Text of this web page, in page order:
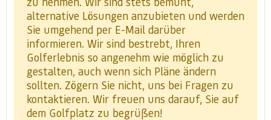
alternative Lösungen anzubieten und werden
Sie umgehend per E-Mail darüber
informieren. Wir sind bestrebt, Ihren
Golferlebnis so angenehm wie möglich zu
gestalten, auch wenn sich Pläne ändern
sollten. Zögern Sie nicht, uns bei Fragen zu
kontaktieren. Wir freuen uns darauf, Sie auf
dem Golfplatz zu begrüßen!